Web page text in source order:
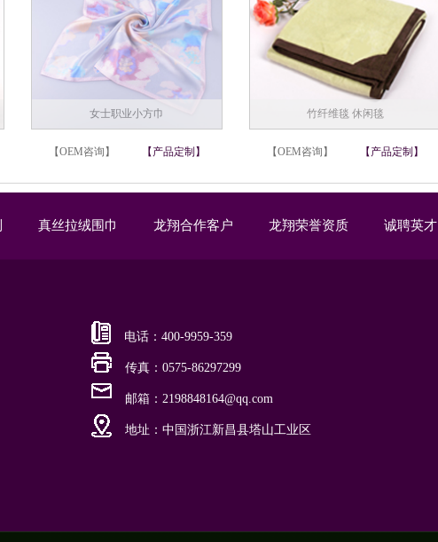
女士职业小方巾
【OEM咨询】 【产品定制】
竹纤维毯 休闲毯
【OEM咨询】 【产品定制】
真丝拉绒围巾 龙翔合作客户 龙翔荣誉资质 诚聘英才
电话：400-9959-359
传真：0575-86297299
邮箱：2198848164@qq.com
地址：中国浙江新昌县塔山工业区